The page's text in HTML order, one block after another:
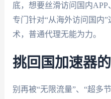
底，想要丝滑访问国内
专门针对“从海外访问国内
术，普通代理无能为力。
挑回国加速器
别再被“无限流量”、“超多